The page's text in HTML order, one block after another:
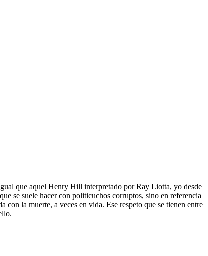
que aquel Henry Hill interpretado por Ray Liotta, yo desde
se suele hacer con politicuchos corruptos, sino en referencia
la muerte, a veces en vida. Ese respeto que se tienen entre